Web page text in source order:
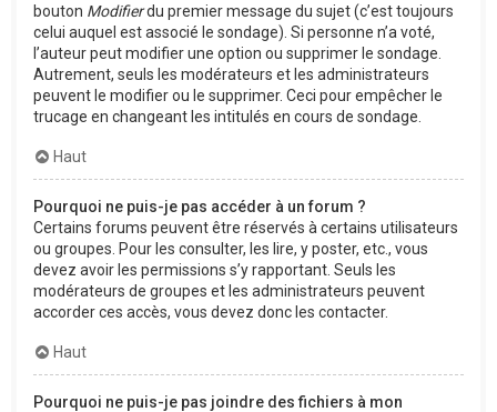
bouton Modifierdu premier message du sujet (c’est toujours
celui auquel est associé le sondage). Si personne n’a voté,
l’auteur peut modifier une option ou supprimer le sondage.
Autrement, seuls les modérateurs et les administrateurs
peuvent le modifier ou le supprimer. Ceci pour empêcher le
trucage en changeant les intitulés en cours de sondage.
Haut
Pourquoi ne puis-je pas accéder à un forum ?
Certains forums peuvent être réservés à certains utilisateurs
ou groupes. Pour les consulter, les lire, y poster, etc., vous
devez avoir les permissions s’y rapportant. Seuls les
modérateurs de groupes et les administrateurs peuvent
accorder ces accès, vous devez donc les contacter.
Haut
Pourquoi ne puis-je pas joindre des fichiers à mon